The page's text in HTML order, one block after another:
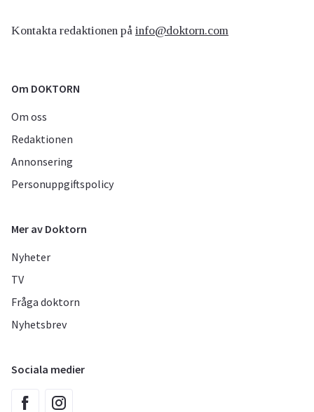
Kontakta redaktionen på info@doktorn.com
Om DOKTORN
Om oss
Redaktionen
Annonsering
Personuppgiftspolicy
Mer av Doktorn
Nyheter
TV
Fråga doktorn
Nyhetsbrev
Sociala medier